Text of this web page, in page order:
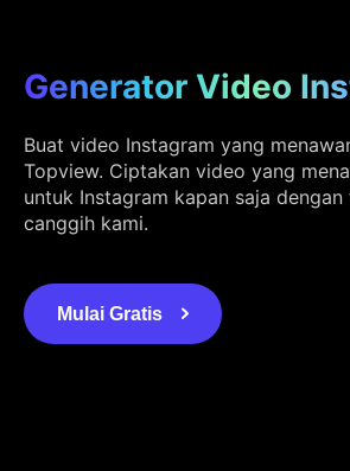
Generator Video
Buat video Instagram yang
Topview. Ciptakan video yang
untuk Instagram kapan saja
canggih kami.
Mulai Gratis